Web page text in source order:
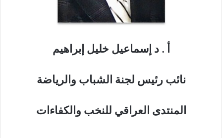
أ . د إسماعيل خليل إبراهيم
نائب رئيس لجنة الشباب والرياضة
المنتدى العراقي للنخب والكفاءات